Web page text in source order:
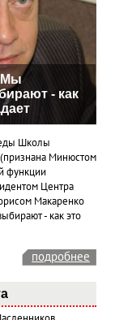
Мы
- как
Школы
Минюстом
функции
Центра
Макаренко
- как это
подробнее